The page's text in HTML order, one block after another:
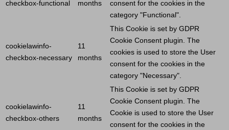
checkbox-functional
months
consent for the cookies in the
category "Functional".
cookielawinfo-
checkbox-necessary
11
months
This Cookie is set by GDPR
Cookie Consent plugin. The
cookies is used to store the User
consent for the cookies in the
category "Necessary".
cookielawinfo-
checkbox-others
11
months
This Cookie is set by GDPR
Cookie Consent plugin. The
Cookie is used to store the User
consent for the cookies in the